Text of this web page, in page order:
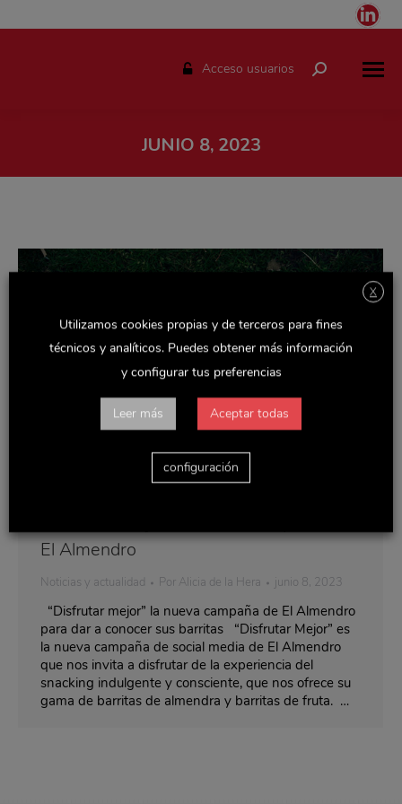
Acceso usuarios Buscar:
JUNIO 8, 2023
El Almendro
Noticias y actualidad Por Alicia de la Hera junio 8, 2023
“Disfrutar mejor” la nueva campaña de El Almendro
para dar a conocer sus barritas “Disfrutar Mejor” es
la nueva campaña de social media de El Almendro
que nos invita a disfrutar de la experiencia del
snacking indulgente y consciente, que nos ofrece su
gama de barritas de almendra y barritas de fruta. …
X
Utilizamos cookies propias y de terceros para fines
técnicos y analíticos. Puedes obtener más información
y configurar tus preferencias
Leer más Aceptar todas
configuración